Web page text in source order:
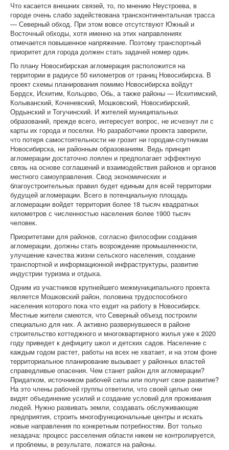
Что касается внешних связей, то, по мнению Неустроева, в
городе очень слабо задействована трансконтинентальная трасса
— Северный обход. При этом вовсе отсутствуют Южный и
Восточный обходы, хотя именно на этих направлениях
отмечается повышенное напряжение. Поэтому транспортный
приоритет для города должен стать задачей номер один.
По плану Новосибирская агломерация расположится на
территории в радиусе 50 километров от границ Новосибирска. В
проект схемы планирования помимо Новосибирска войдут
Бердск, Искитим, Кольцово, Обь, а также районы — Искитимский,
Колыванский, Коченевский, Мошковский, Новосибирский,
Ордынский и Тогучинский. И жителей муниципальных
образований, прежде всего, интересует вопрос, не исчезнут ли с
карты их города и поселки. Но разработчики проекта заверили,
что потеря самостоятельности не грозит ни городам-спутникам
Новосибирска, ни районным образованиям. Ведь принцип
агломерации достаточно лоялен и предполагает эффектную
связь на основе соглашений и взаимодействия районов и органов
местного самоуправления. Свод экономических и
благоустроительных правил будет единым для всей территории
будущей агломерации. Всего в потенциальную площадь
агломерации войдет территория более 18 тысяч квадратных
километров с численностью населения более 1900 тысяч
человек.
Приоритетами для районов, согласно философии создания
агломерации, должны стать возрождение промышленности,
улучшение качества жизни сельского населения, создание
транспортной и информационной инфраструктуры, развитие
индустрии туризма и отдыха.
Одним из участников крупнейшего межмуниципального проекта
является Мошковский район, половина трудоспособного
населения которого пока что ездит на работу в Новосибирск.
Местные жители смеются, что Северный объезд построили
специально для них. А активно развернувшееся в районе
строительство коттеджного и многоквартирного жилья уже к 2020
году приведет к дефициту школ и детских садов. Население с
каждым годом растет, работы на всех не хватает, и на этом фоне
территориальное планирование вызывает у районных властей
справедливые опасения. Чем станет район для агломерации?
Придатком, источником рабочей силы или получит свое развитие?
На это члены рабочей группы ответили, что своей целью они
видят объединение усилий и создание условий для проживания
людей. Нужно развивать земли, создавать обслуживающие
предприятия, строить многофункциональные центры и искать
новые направления по конкретным потребностям. Вот только
незадача: процесс расселения области никем не контролируется,
и проблемы, в результате, ложатся на районы.